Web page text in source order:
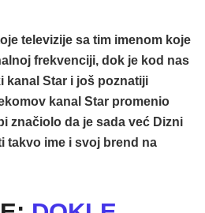
televizije sa tim imenom koje
frekvenciji, dok je kod nas
kanal Star i još poznatiji
kanal Star promenio
značiolo da je sada već Dizni
takvo ime i svoj brend na